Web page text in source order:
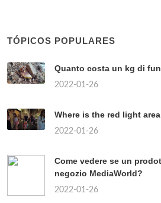
TÓPICOS POPULARES
Quanto costa un kg di
2022-01-26
Where is the red light
2022-01-26
Come vedere se un
negozio MediaWorld?
2022-01-26